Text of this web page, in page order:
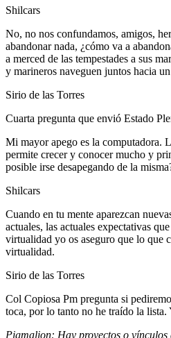
Shilcars
No, no nos confundamos, amigos,
abandonar nada, ¿cómo va a
a merced de las tempestades a sus
y marineros naveguen juntos hacia
Sirio de las Torres
Cuarta pregunta que envió Estado
Mi mayor apego es la computadora.
permite crecer y conocer mucho y
posible irse desapegando de la
Shilcars
Cuando en tu mente aparezcan
actuales, las actuales expectativas
virtualidad yo os aseguro que lo que
virtualidad.
Sirio de las Torres
Col Copiosa Pm pregunta si
toca, por lo tanto no he traído la lista.
Pigmalion: Hay proyectos o vínculos